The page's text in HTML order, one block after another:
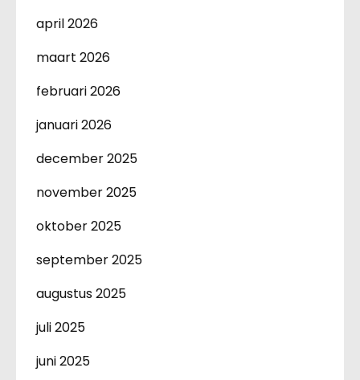
april 2026
maart 2026
februari 2026
januari 2026
december 2025
november 2025
oktober 2025
september 2025
augustus 2025
juli 2025
juni 2025